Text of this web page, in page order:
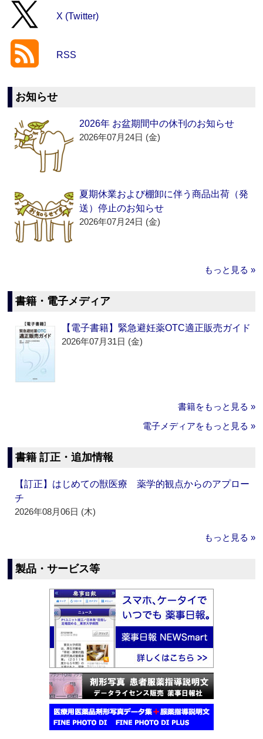
X (Twitter)
RSS
お知らせ
2026年 お盆期間中の休刊のお知らせ
2026年07月24日 (金)
夏期休業および棚卸に伴う商品出荷（発
送）停止のお知らせ
2026年07月24日 (金)
もっと見る »
書籍・電子メディア
【電子書籍】緊急避妊薬OTC適正販売ガイド
2026年07月31日 (金)
書籍をもっと見る »
電子メディアをもっと見る »
書籍 訂正・追加情報
【訂正】はじめての獣医療 薬学的観点からのアプロー
チ
2026年08月06日 (木)
もっと見る »
製品・サービス等